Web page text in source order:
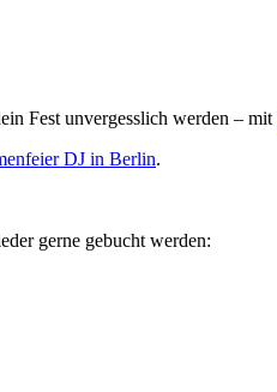
Fest unvergesslich werden – mit
DJ in Berlin.
gerne gebucht werden: